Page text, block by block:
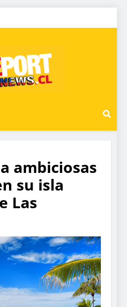
ambiciosas
su isla
Las